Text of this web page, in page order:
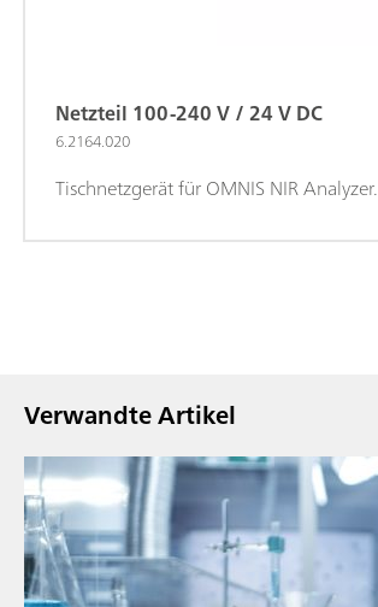
Netzteil 100-240 V / 24 V DC
6.2164.020
Tischnetzgerät für OMNIS NIR Analyzer.
Verwandte Artikel